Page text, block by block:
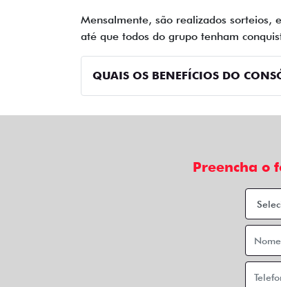
Mensalmente, são realizados sorteios,
até que todos do grupo tenham
QUAIS OS BENEFÍCIOS DO
Preencha o